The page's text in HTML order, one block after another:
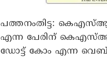
പത്തനംതിട്ട:
എന്ന പേരിന്
ഡോട്ട് കോം എന്ന